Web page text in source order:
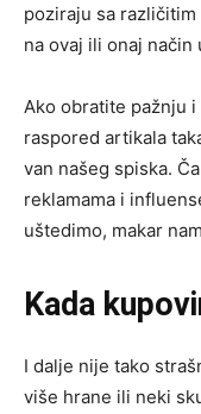
poziraju sa
na ovaj ili onaj
Ako obratite pažnju
raspored artikala
van našeg spiska.
reklamama i
uštedimo, makar
Kada
I dalje nije tako
više hrane ili neki